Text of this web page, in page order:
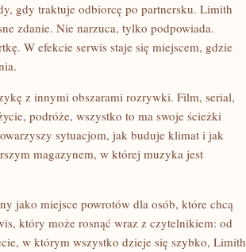
gdy traktuje odbiorcę po partnersku. Limith
zdanie. Nie narzuca, tylko podpowiada.
W efekcie serwis staje się miejscem, gdzie
z innymi obszarami rozrywki. Film, serial,
podróże, wszystko to ma swoje ścieżki
sytuacjom, jak buduje klimat i jak
magazynem, w której muzyka jest
jako miejsce powrotów dla osób, które chcą
który może rosnąć wraz z czytelnikiem: od
w którym wszystko dzieje się szybko, Limith